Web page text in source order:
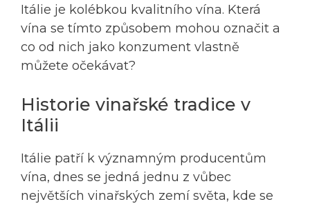
Itálie je kolébkou kvalitního vína. Která
vína se tímto způsobem mohou označit a
co od nich jako konzument vlastně
můžete očekávat?
Historie vinařské tradice v
Itálii
Itálie patří k významným producentům
vína, dnes se jedná jednu z vůbec
největších vinařských zemí světa, kde se